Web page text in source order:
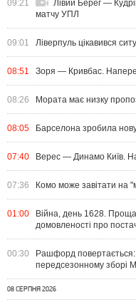
09:21
Лівий Берег —
матчу УПЛ
09:01 Ліверпуль цікавився
08:51 Зоря — Кривбас.
08:26 Мората має низку
08:05 Барселона зробила
07:40 Верес — Динамо Київ.
07:36 Комо може завітати на
01:00
Війна, день 1628.
домовленості про
00:30
Рашфорд повертається:
передсезонному зборі
08 СЕРПНЯ 2026